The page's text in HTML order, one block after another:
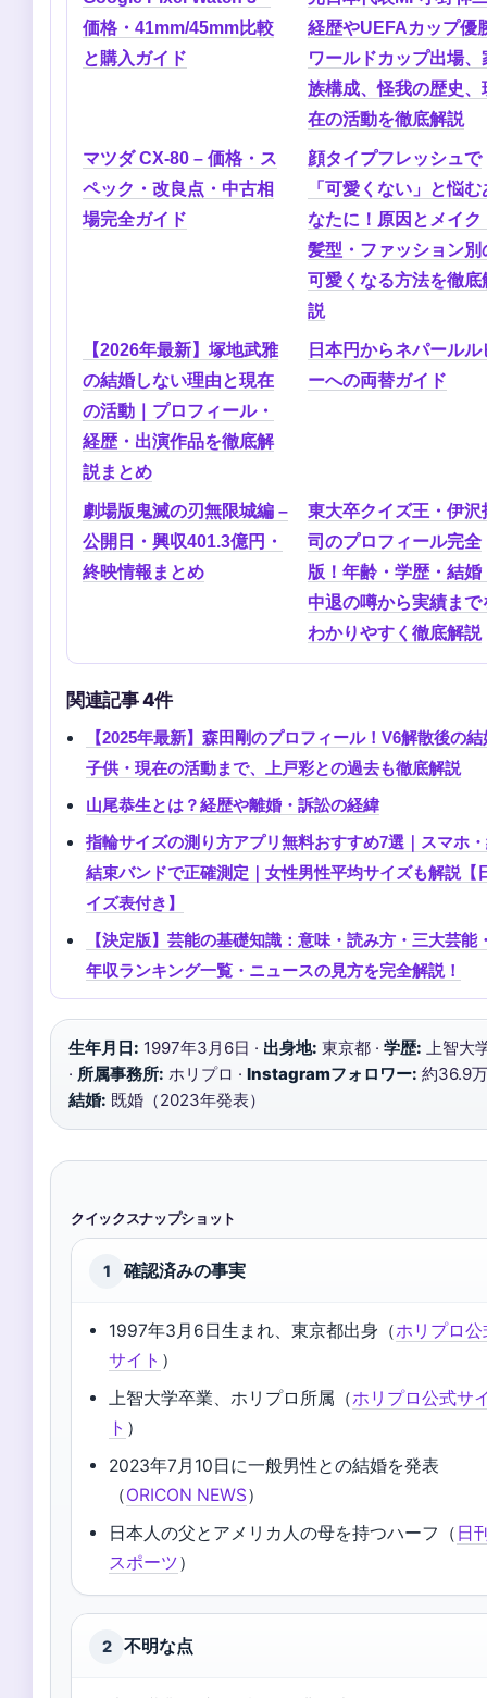
価格・41mm/45mm比較
と購入ガイド
経歴やUEFAカップ優
ワールドカップ出場、
族構成、怪我の歴史、
在の活動を徹底解説
マツダ CX-80 – 価格・ス
ペック・改良点・中古相
場完全ガイド
顔タイプフレッシュで
「可愛くない」と悩む
なたに！原因とメイク
髪型・ファッション別
可愛くなる方法を徹底
説
【2026年最新】塚地武雅
の結婚しない理由と現在
の活動｜プロフィール・
経歴・出演作品を徹底解
説まとめ
日本円からネパールル
ーへの両替ガイド
劇場版鬼滅の刃無限城編 –
公開日・興収401.3億円・
終映情報まとめ
東大卒クイズ王・伊沢
司のプロフィール完全
版！年齢・学歴・結婚
中退の噂から実績まで
わかりやすく徹底解説
関連記事 4件
【2025年最新】森田剛のプロフィール！V6解散後の結
子供・現在の活動まで、上戸彩との過去も徹底解説
山尾恭生とは？経歴や離婚・訴訟の経緯
指輪サイズの測り方アプリ無料おすすめ7選｜スマホ
結束バンドで正確測定｜女性男性平均サイズも解説【
イズ表付き】
【決定版】芸能の基礎知識：意味・読み方・三大芸能
年収ランキング一覧・ニュースの見方を完全解説！
生年月日: 1997年3月6日 · 出身地: 東京都 · 学歴: 上智大
· 所属事務所: ホリプロ · Instagramフォロワー: 約36.9
結婚: 既婚（2023年発表）
クイックスナップショット
1 確認済みの事実
1997年3月6日生まれ、東京都出身（ホリプロ公
サイト ）
上智大学卒業、ホリプロ所属（ホリプロ公式サ
ト ）
2023年7月10日に一般男性との結婚を発表
（ORICON NEWS）
日本人の父とアメリカ人の母を持つハーフ（ 日
スポーツ）
2 不明な点